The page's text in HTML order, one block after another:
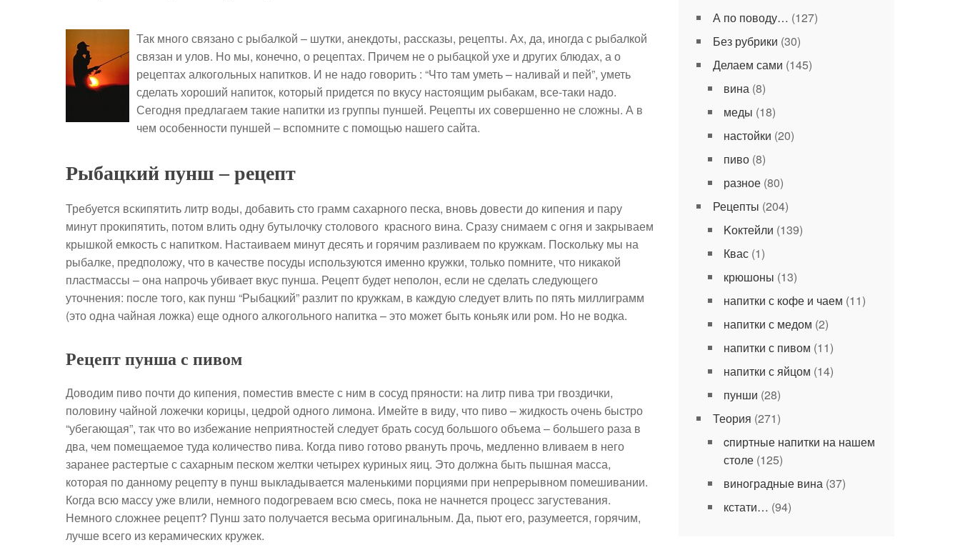
Так много связано с рыбалкой – шутки, анекдоты, рассказы, рецепты. Ах, да, иногда с рыбалкой
связан и улов. Но мы, конечно, о рецептах. Причем не о рыбацкой ухе и других блюдах, а о
рецептах алкогольных напитков. И не надо говорить : “Что там уметь – наливай и пей”, уметь
сделать хороший напиток, который придется по вкусу настоящим рыбакам, все-таки надо.
Сегодня предлагаем такие напитки из группы пуншей. Рецепты их совершенно не сложны. А в
чем особенности пуншей – вспомните с помощью нашего сайта.
Рыбацкий пунш – рецепт
Требуется вскипятить литр воды, добавить сто грамм сахарного песка, вновь довести до кипения и пару
минут прокипятить, потом влить одну бутылочку столового красного вина. Сразу снимаем с огня и закрываем
крышкой емкость с напитком. Настаиваем минут десять и горячим разливаем по кружкам. Поскольку мы на
рыбалке, предположу, что в качестве посуды используются именно кружки, только помните, что никакой
пластмассы – она напрочь убивает вкус пунша. Рецепт будет неполон, если не сделать следующего
уточнения: после того, как пунш “Рыбацкий” разлит по кружкам, в каждую следует влить по пять миллиграмм
(это одна чайная ложка) еще одного алкогольного напитка – это может быть коньяк или ром. Но не водка.
Рецепт пунша с пивом
Доводим пиво почти до кипения, поместив вместе с ним в сосуд пряности: на литр пива три гвоздички,
половину чайной ложечки корицы, цедрой одного лимона. Имейте в виду, что пиво – жидкость очень быстро
“убегающая”, так что во избежание неприятностей следует брать сосуд большого объема – большего раза в
два, чем помещаемое туда количество пива. Когда пиво готово рвануть прочь, медленно вливаем в него
заранее растертые с сахарным песком желтки четырех куриных яиц. Это должна быть пышная масса,
которая по данному рецепту в пунш выкладывается маленькими порциями при непрерывном помешивании.
Когда всю массу уже влили, немного подогреваем всю смесь, пока не начнется процесс загустевания.
Немного сложнее рецепт? Пунш зато получается весьма оригинальным. Да, пьют его, разумеется, горячим,
лучше всего из керамических кружек.
А по поводу… (127)
Без рубрики (30)
Делаем сами (145)
вина(8)
меды (18)
настойки (20)
пиво(8)
разное(80)
Рецепты (204)
Kоктейли (139)
Квас(1)
крюшоны (13)
напитки с кофе и чаем (11)
напитки с медом (2)
напитки с пивом (11)
напитки с яйцом (14)
пунши (28)
Теория (271)
cпиртные напитки на нашем
столе(125)
виноградные вина(37)
кстати… (94)